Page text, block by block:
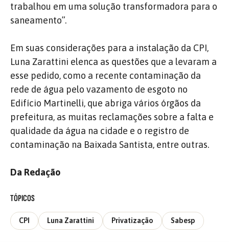
trabalhou em uma solução transformadora para o
saneamento”.
Em suas considerações para a instalação da CPI,
Luna Zarattini elenca as questões que a levaram a
esse pedido, como a recente contaminação da
rede de água pelo vazamento de esgoto no
Edifício Martinelli, que abriga vários órgãos da
prefeitura, as muitas reclamações sobre a falta e
qualidade da água na cidade e o registro de
contaminação na Baixada Santista, entre outras.
Da Redação
TÓPICOS
CPI Luna Zarattini Privatização Sabesp